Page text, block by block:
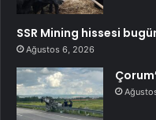
SSR Mining hissesi
Ağustos 6, 2026